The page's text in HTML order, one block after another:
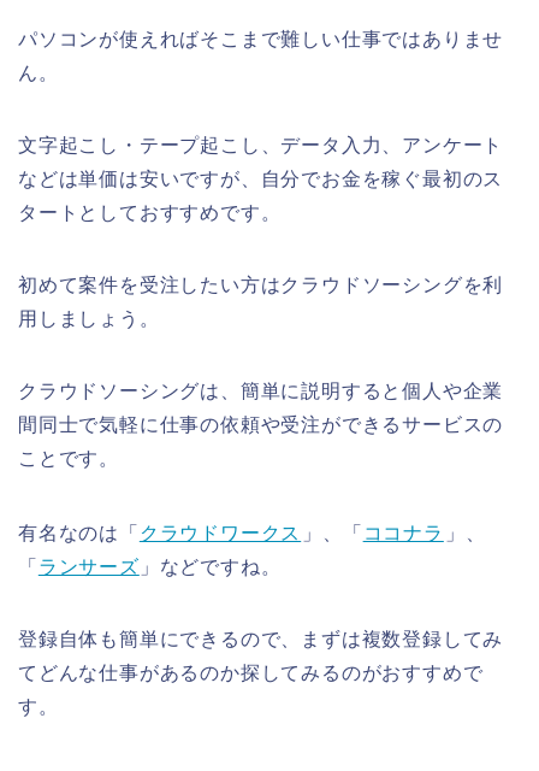
パソコンが使えればそこまで難しい仕事ではありませ
ん。
文字起こし・テープ起こし、データ入力、アンケート
などは単価は安いですが、自分でお金を稼ぐ最初のス
タートとしておすすめです。
初めて案件を受注したい方はクラウドソーシングを利
用しましょう。
クラウドソーシングは、簡単に説明すると個人や企業
間同士で気軽に仕事の依頼や受注ができるサービスの
ことです。
有名なのは「 クラウドワークス 」、「 ココナラ 」、
「 ランサーズ 」などですね。
登録自体も簡単にできるので、まずは複数登録してみ
てどんな仕事があるのか探してみるのがおすすめで
す。